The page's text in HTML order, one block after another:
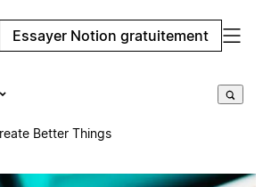
Essayer Notion gratuitement
Better Things